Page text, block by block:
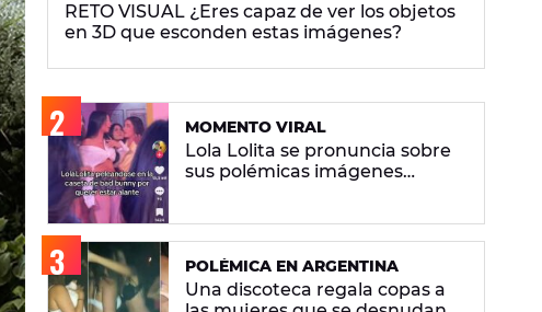
RETO VISUAL ¿Eres capaz de ver los objetos
en 3D que esconden estas imágenes?
MOMENTO VIRAL
Lola Lolita se pronuncia sobre
sus polémicas imágenes
POLÉMICA EN ARGENTINA
Una discoteca regala copas a